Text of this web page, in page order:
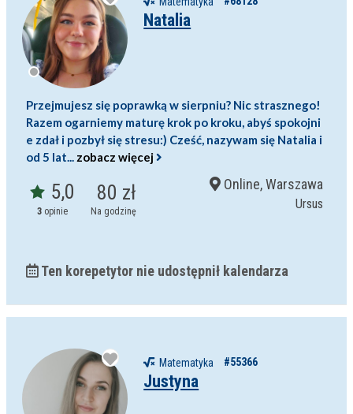
Natalia
Przejmujesz się poprawką w sierpniu? Nic strasznego!
Razem ogarniemy maturę krok po kroku, abyś spokojni
e zdał i pozbył się stresu:) Cześć, nazywam się Natalia i
od 5 lat... zobacz więcej
5,0
3 opinie
80 zł
Na godzinę
Online, Warszawa
Ursus
Ten korepetytor nie udostępnił kalendarza
Matematyka #55366
Justyna